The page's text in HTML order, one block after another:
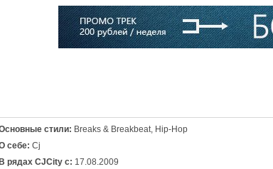
стили: Breaks & Breakbeat, Hip-Hop
себе: Cj
В рядах CJCity с: 17.08.2009